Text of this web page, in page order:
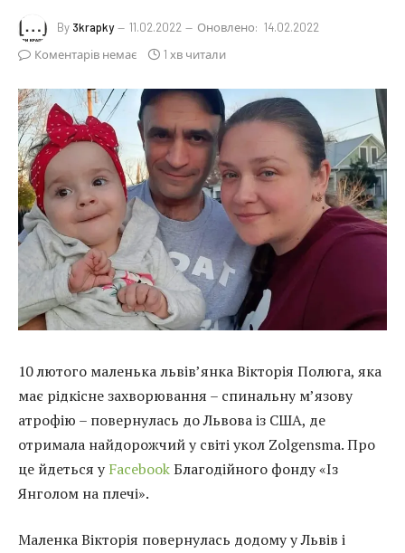
By 3krapky 11.02.2022 Оновлено: 14.02.2022
Коментарів немає
1 хв читали
10 лютого маленька львів’янка Вікторія Полюга, яка
має рідкісне захворювання – спинальну м’язову
атрофію – повернулась до Львова із США, де
отримала найдорожчий у світі укол Zolgensma. Про
це йдеться у FacebookБлагодійного фонду «Із
Янголом на плечі».
Маленка Вікторія повернулась додому у Львів і